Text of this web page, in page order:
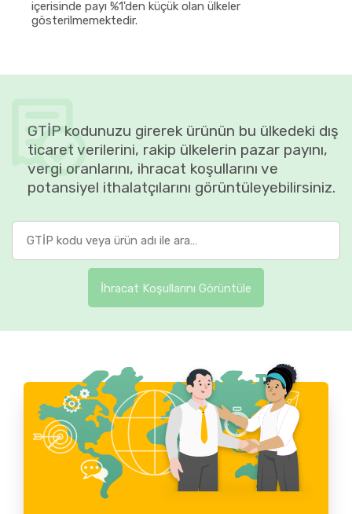
içerisinde payı %1'den küçük olan ülkeler
gösterilmemektedir.
GTİP kodunuzu girerek ürünün bu ülkedeki dış
ticaret verilerini, rakip ülkelerin pazar payını,
vergi oranlarını, ihracat koşullarını ve
potansiyel ithalatçılarını görüntüleyebilirsiniz.
İhracat Koşullarını Görüntüle